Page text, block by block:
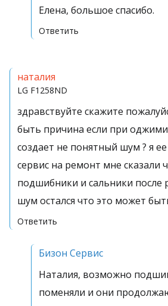
Елена, большое спасибо.
Ответить
наталия
LG F1258ND
здравствуйте скажите
быть причина если при
создает не понятный шум ? я
сервис на ремонт мне сказали
подшибники и сальники после
шум остался что это может
Ответить
Бизон Сервис
Наталия, возможно
поменяли и они